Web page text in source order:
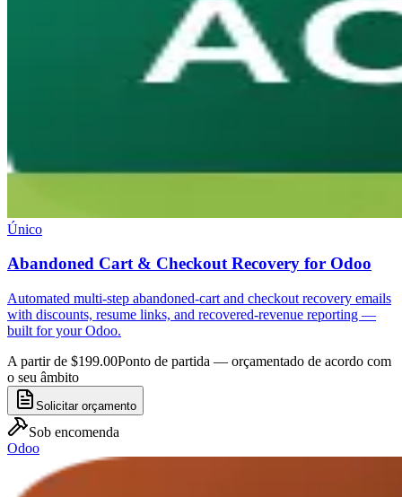
Único
Abandoned Cart & Checkout Recovery for Odoo
Automated multi-step abandoned-cart and checkout recovery emails
with discounts, resume links, and recovered-revenue reporting —
built for your Odoo.
A partir de $199.00Ponto de partida — orçamentado de acordo com
o seu âmbito
Solicitar orçamento
Sob encomenda
Odoo